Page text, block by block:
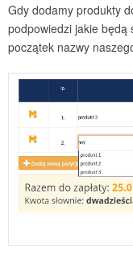
Gdy dodamy produkty
podpowiedzi jakie będą
początek nazwy